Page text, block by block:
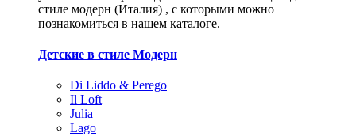
стиле модерн (Италия) , с которыми можно
познакомиться в нашем каталоге.
Детские в стиле Модерн
Di Liddo & Perego
Il Loft
Julia
Lago